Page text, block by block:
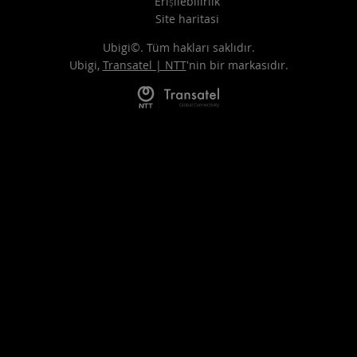
Site haritasi
Ubigi©. Tüm hakları saklıdır.
Ubigi, Transatel | NTT'nin bir markasıdır.